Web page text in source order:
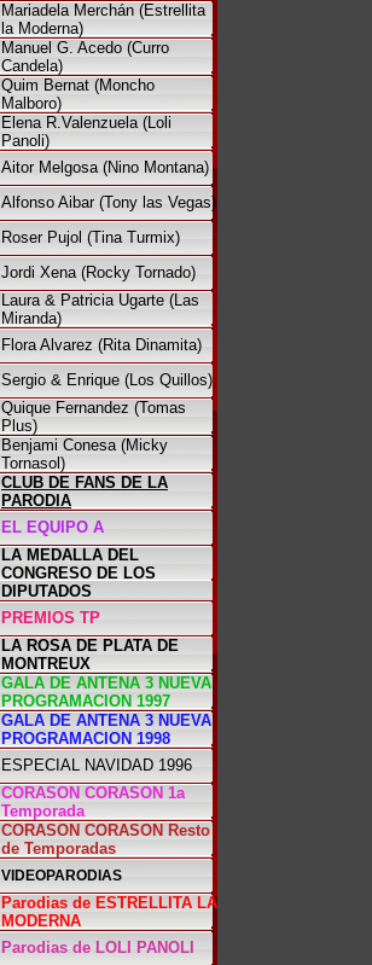
Mariadela Merchán (Estrellita
la Moderna)
Manuel G. Acedo (Curro
Candela)
Quim Bernat (Moncho
Malboro)
Elena R.Valenzuela (Loli
Panoli)
Aitor Melgosa (Nino Montana)
Alfonso Aibar (Tony las Vegas)
Roser Pujol (Tina Turmix)
Jordi Xena (Rocky Tornado)
Laura & Patricia Ugarte (Las
Miranda)
Flora Alvarez (Rita Dinamita)
Sergio & Enrique (Los Quillos)
Quique Fernandez (Tomas
Plus)
Benjami Conesa (Micky
Tornasol)
CLUB DE FANS DE LA
PARODIA
EL EQUIPO A
LA MEDALLA DEL
CONGRESO DE LOS
DIPUTADOS
PREMIOS TP
LA ROSA DE PLATA DE
MONTREUX
GALA DE ANTENA 3 NUEVA
PROGRAMACION 1997
GALA DE ANTENA 3 NUEVA
PROGRAMACION 1998
ESPECIAL NAVIDAD 1996
CORASON CORASON 1a
Temporada
CORASON CORASON Resto
de Temporadas
VIDEOPARODIAS
Parodias de ESTRELLITA LA
MODERNA
Parodias de LOLI PANOLI